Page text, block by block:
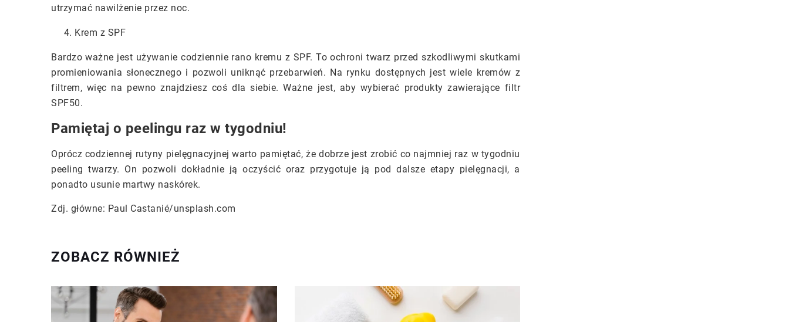
utrzymać nawilżenie przez noc.
Krem z SPF
Bardzo ważne jest używanie codziennie rano kremu z SPF. To ochroni twarz przed szkodliwymi skutkami
promieniowania słonecznego i pozwoli uniknąć przebarwień. Na rynku dostępnych jest wiele kremów z
filtrem, więc na pewno znajdziesz coś dla siebie. Ważne jest, aby wybierać produkty zawierające filtr
SPF50.
Pamiętaj o peelingu raz w tygodniu!
Oprócz codziennej rutyny pielęgnacyjnej warto pamiętać, że dobrze jest zrobić co najmniej raz w tygodniu
peeling twarzy. On pozwoli dokładnie ją oczyścić oraz przygotuje ją pod dalsze etapy pielęgnacji, a
ponadto usunie martwy naskórek.
Zdj. główne: Paul Castanié/unsplash.com
ZOBACZ RÓWNIEŻ